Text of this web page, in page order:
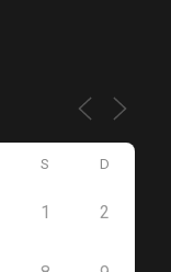
S D
1 2